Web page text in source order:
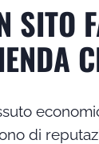
SITO
di